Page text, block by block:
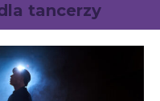
tancerzy